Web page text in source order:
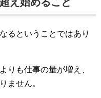
るということではあり
りも仕事の量が増え、
ません。